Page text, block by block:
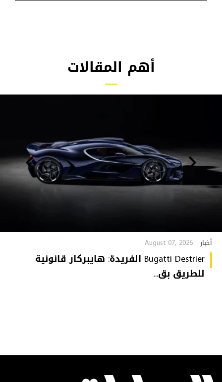
أهم المقالات
أخبار August 07, 2026
Bugatti Destrier الفريدة: هايبركار قانونية
للطريق بق...